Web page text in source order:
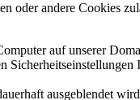
oder andere Cookies
auf unserer
Sicherheitseinstellungen
ausgeblendet